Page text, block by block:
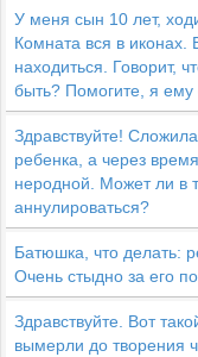
У меня сын 10 лет,
Комната вся в
находиться. Говорит,
быть? Помогите, я
Здравствуйте!
ребенка, а через
неродной. Может ли в
аннулироваться?
Батюшка, что делать:
Очень стыдно за его
Здравствуйте. Вот
вымерли до творения